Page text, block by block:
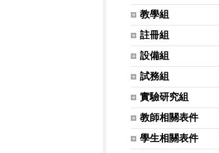
教學組
註冊組
設備組
試務組
實驗研究組
教師相關表件
學生相關表件